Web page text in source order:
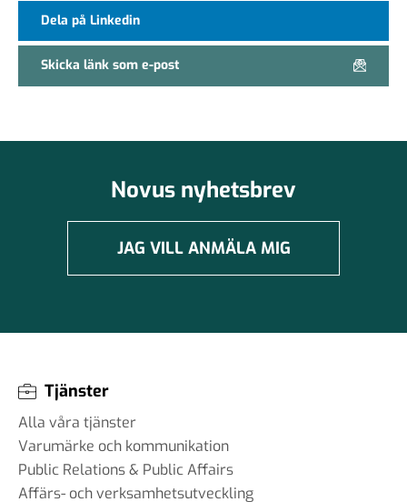
Dela på Linkedin
Skicka länk som e-post
Novus nyhetsbrev
JAG VILL ANMÄLA MIG
Tjänster
Alla våra tjänster
Varumärke och kommunikation
Public Relations & Public Affairs
Affärs- och verksamhetsutveckling